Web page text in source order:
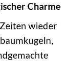
Charme
wieder